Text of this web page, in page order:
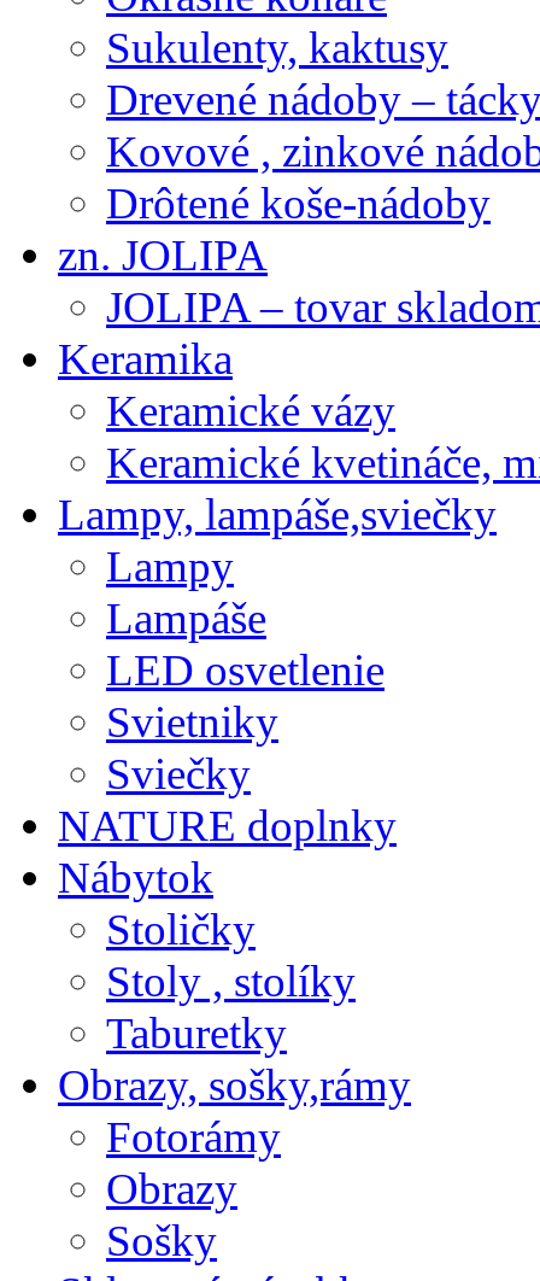
Sukulenty, kaktusy
Drevené nádoby –
Kovové , zinkové
Drôtené koše-nádoby
zn. JOLIPA
JOLIPA – tovar
Keramika
Keramické vázy
Keramické kvetináče,
Lampy, lampáše,sviečky
Lampy
Lampáše
LED osvetlenie
Svietniky
Sviečky
NATURE doplnky
Nábytok
Stoličky
Stoly , stolíky
Taburetky
Obrazy, sošky,rámy
Fotorámy
Obrazy
Sošky